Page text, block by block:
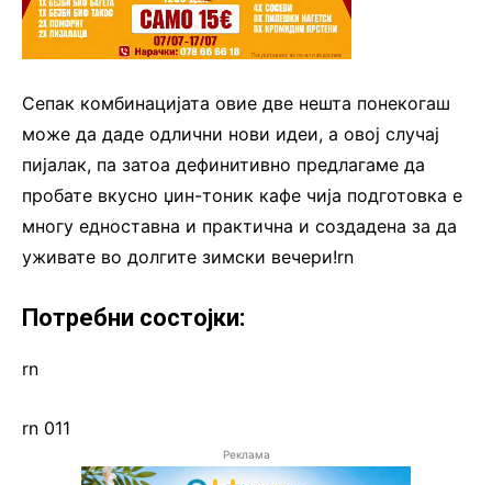
Сепак комбинацијата овие две нешта понекогаш
може да даде одлични нови идеи, а овој случај
пијалак, па затоа дефинитивно предлагаме да
пробате вкусно џин-тоник кафе чија подготовка е
многу едноставна и практична и создадена за да
уживате во долгите зимски вечери!rn
Потребни состојки:
rn
rn 011
Реклама